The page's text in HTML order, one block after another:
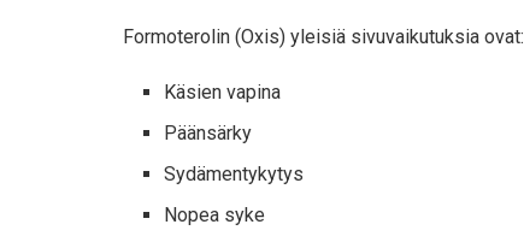
Formoterolin (Oxis) yleisiä sivuvaikutuksia ovat:
Käsien vapina
Päänsärky
Sydämentykytys
Nopea syke